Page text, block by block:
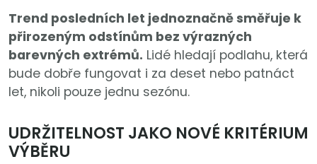
Trend posledních let jednoznačně směřuje k
přirozeným odstínům bez výrazných
barevných extrémů. Lidé hledají podlahu, která
bude dobře fungovat i za deset nebo patnáct
let, nikoli pouze jednu sezónu.
UDRŽITELNOST JAKO NOVÉ KRITÉRIUM
VÝBĚRU